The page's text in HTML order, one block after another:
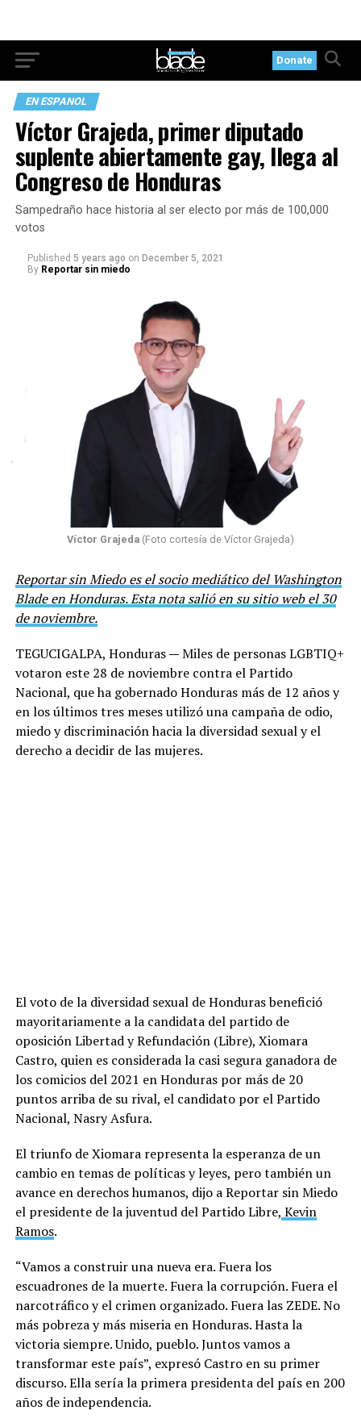
Donate
EN ESPANOL
Víctor Grajeda, primer diputado
suplente abiertamente gay, llega al
Congreso de Honduras
Sampedraño hace historia al ser electo por más de 100,000
votos
Published 5 years ago on December 5, 2021
By Reportar sin miedo
Víctor Grajeda(Foto cortesía de Víctor Grajeda)
Reportar sin Miedo es el socio mediático del Washington
Blade en Honduras. Esta nota salió en su sitio web el 30
de noviembre.
TEGUCIGALPA, Honduras—Miles de personas LGBTIQ+
votaron este 28 de noviembre contra el Partido
Nacional, que ha gobernado Honduras más de 12 años y
en los últimos tres meses utilizó una campaña de odio,
miedo y discriminación hacia la diversidad sexual y el
derecho a decidir de las mujeres.
El voto de la diversidad sexual de Honduras benefició
mayoritariamente a la candidata del partido de
oposición Libertad y Refundación (Libre), Xiomara
Castro, quien es considerada la casi segura ganadora de
los comicios del 2021 en Honduras por más de 20
puntos arriba de su rival, el candidato por el Partido
Nacional, Nasry Asfura.
El triunfo de Xiomara representa la esperanza de un
cambio en temas de políticas y leyes, pero también un
avance en derechos humanos, dijo a Reportar sin Miedo
el presidente de la juventud del Partido Libre, Kevin
Ramos.
“Vamos a construir una nueva era. Fuera los
escuadrones de la muerte. Fuera la corrupción. Fuera el
narcotráfico y el crimen organizado. Fuera las ZEDE. No
más pobreza y más miseria en Honduras. Hasta la
victoria siempre. Unido, pueblo. Juntos vamos a
transformar este país”, expresó Castro en su primer
discurso. Ella sería la primera presidenta del país en 200
años de independencia.